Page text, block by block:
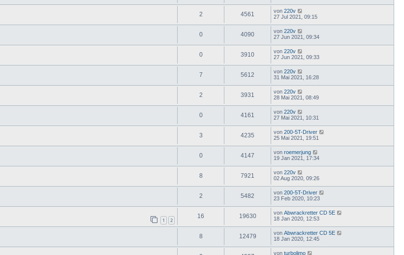
2 4561 von 220v
27 Jul 2021, 09:15
0 4090 von 220v
27 Jun 2021, 09:34
0 3910 von 220v
27 Jun 2021, 09:33
7 5612 von 220v
31 Mai 2021, 16:28
2 3931 von 220v
28 Mai 2021, 08:49
0 4161 von 220v
27 Mai 2021, 10:31
3 4235 von 200-5T-Driver
25 Mai 2021, 19:51
0 4147 von roemerjung
19 Jan 2021, 17:34
8 7921 von 220v
02 Aug 2020, 09:26
2 5482 von 200-5T-Driver
23 Feb 2020, 10:23
1 2
16 19630 von Abwrackretter CD 5E
18 Jan 2020, 12:53
8 12479 von Abwrackretter CD 5E
18 Jan 2020, 12:45
von turbolimo